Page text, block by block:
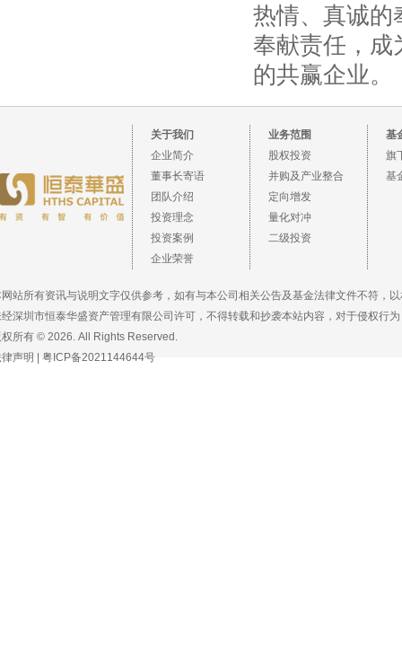
热情、真诚的
奉献责任，成
的共赢企业。
关于我们
企业简介
董事长寄语
团队介绍
投资理念
投资案例
企业荣誉
业务范围
股权投资
并购及产业整合
定向增发
量化对冲
二级投资
基
旗
基
站所有资讯与说明文字仅供参考，如有与本公司相关公告及基金法律文件不符，
深圳市恒泰华盛资产管理有限公司许可，不得转载和抄袭本站内容，对于侵权行
权所有 © 2026. All Rights Reserved.
声明
粤ICP备2021144644号